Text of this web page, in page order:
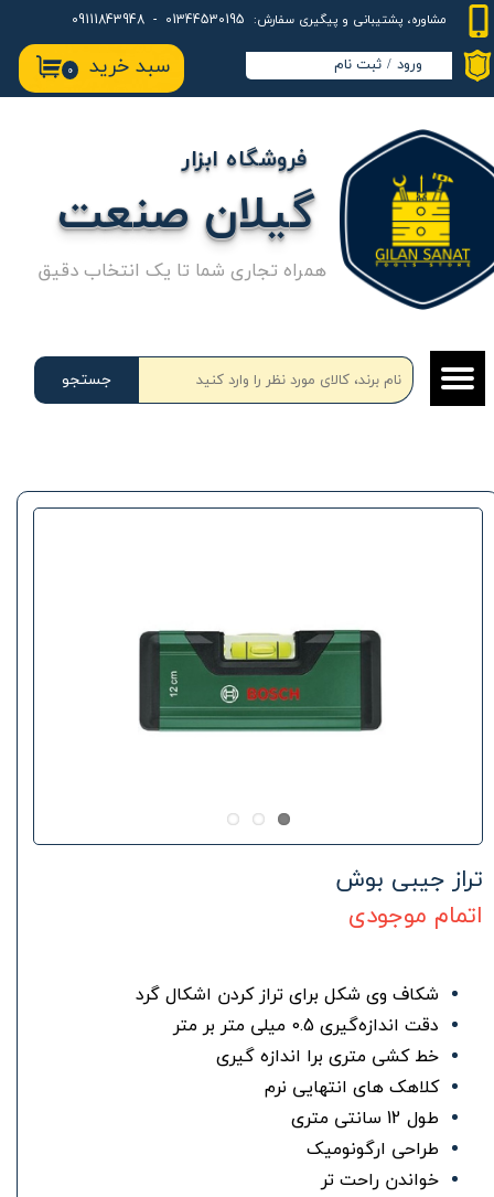
مشاوره، پشتیبانی و پیگیری سفارش:
۰ سبد خرید ورود / ثبت نام
حساب کاربری من
تغییر گذر واژه
سفارشات
خروج از حساب کاربری
جستجو
گیلان صنعت
فروشگاه ابزار
همراه تجاری شما تا یک انتخاب دقیق
تراز جیبی بوش
اتمام موجودی
شکاف وی شکل برای تراز کردن اشکال گرد
دقت اندازه‌گیری 0.5 میلی متر بر متر
خط کشی متری برا اندازه گیری
کلاهک های انتهایی نرم
طول 12 سانتی متری
طراحی ارگونومیک
خواندن راحت تر